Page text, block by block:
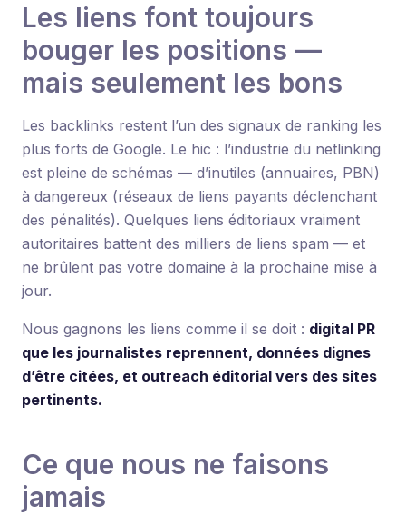
Les liens font toujours
bouger les positions —
mais seulement les bons
Les backlinks restent l’un des signaux de ranking les
plus forts de Google. Le hic : l’industrie du netlinking
est pleine de schémas — d’inutiles (annuaires, PBN)
à dangereux (réseaux de liens payants déclenchant
des pénalités). Quelques liens éditoriaux vraiment
autoritaires battent des milliers de liens spam — et
ne brûlent pas votre domaine à la prochaine mise à
jour.
Nous gagnons les liens comme il se doit : digital PR
que les journalistes reprennent, données dignes
d’être citées, et outreach éditorial vers des sites
pertinents.
Ce que nous ne faisons
jamais